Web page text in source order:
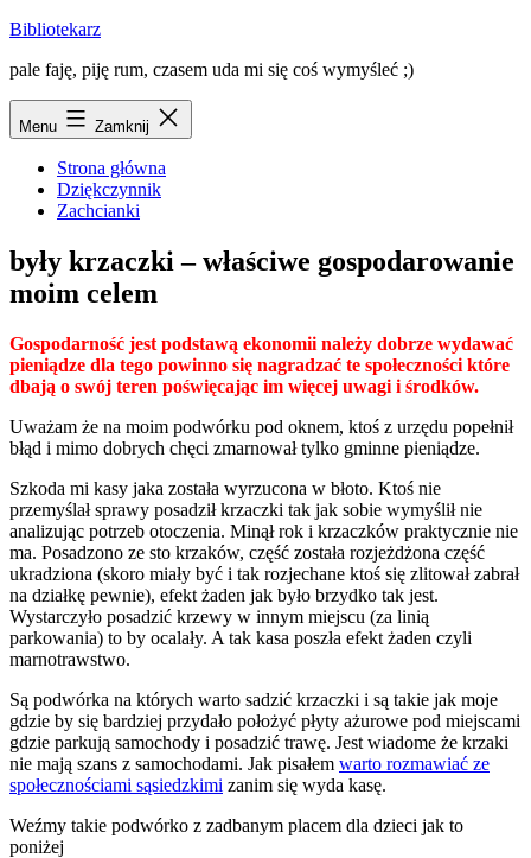
Przejdź
treści
Bibliotekarz
pale faję, piję rum, czasem uda mi się coś wymyśleć ;)
Menu Zamknij
Strona główna
Dziękczynnik
Zachcianki
były krzaczki – właściwe gospodarowanie
moim celem
Gospodarność jest podstawą ekonomii należy dobrze wydawać
pieniądze dla tego powinno się nagradzać te społeczności które
dbają o swój teren poświęcając im więcej uwagi i środków.
Uważam że na moim podwórku pod oknem, ktoś z urzędu popełnił
błąd i mimo dobrych chęci zmarnował tylko gminne pieniądze.
Szkoda mi kasy jaka została wyrzucona w błoto. Ktoś nie
przemyślał sprawy posadził krzaczki tak jak sobie wymyślił nie
analizując potrzeb otoczenia. Minął rok i krzaczków praktycznie nie
ma. Posadzono ze sto krzaków, część została rozjeżdżona część
ukradziona (skoro miały być i tak rozjechane ktoś się zlitował zabrał
na działkę pewnie), efekt żaden jak było brzydko tak jest.
Wystarczyło posadzić krzewy w innym miejscu (za linią
parkowania) to by ocalały. A tak kasa poszła efekt żaden czyli
marnotrawstwo.
Są podwórka na których warto sadzić krzaczki i są takie jak moje
gdzie by się bardziej przydało położyć płyty ażurowe pod miejscami
gdzie parkują samochody i posadzić trawę. Jest wiadome że krzaki
nie mają szans z samochodami. Jak pisałem warto rozmawiać ze
społecznościami sąsiedzkimi zanim się wyda kasę.
Weźmy takie podwórko z zadbanym placem dla dzieci jak to
poniżej